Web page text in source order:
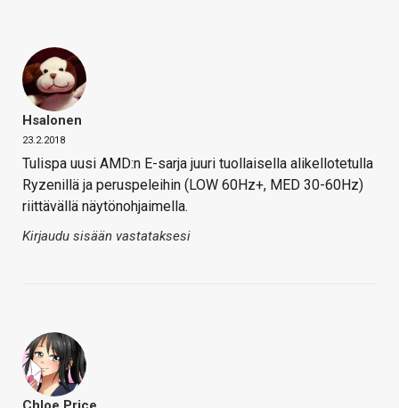
Hsalonen
23.2.2018
Tulispa uusi AMD:n E-sarja juuri tuollaisella alikellotetulla
Ryzenillä ja peruspeleihin (LOW 60Hz+, MED 30-60Hz)
riittävällä näytönohjaimella.
Kirjaudu sisään vastataksesi